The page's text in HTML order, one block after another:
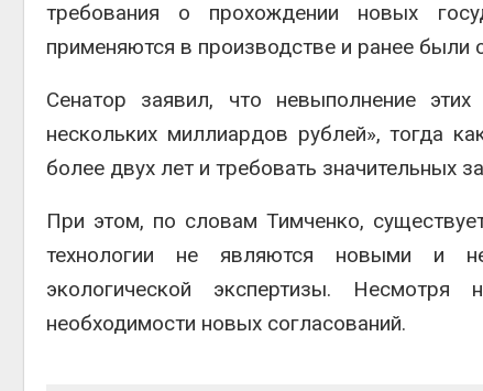
требования о прохождении новых
применяются в производстве и ранее были
Сенатор заявил, что невыполнение
нескольких миллиардов рублей», тогда
более двух лет и требовать значительных
При этом, по словам Тимченко,
технологии не являются новыми и не
экологической экспертизы.
необходимости новых согласований.